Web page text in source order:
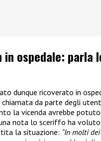
in ospedale: parla
dunque ricoverato in
da parte degli
la vicenda avrebbe
nota lo sceriffo ha
la situazione: “In molti